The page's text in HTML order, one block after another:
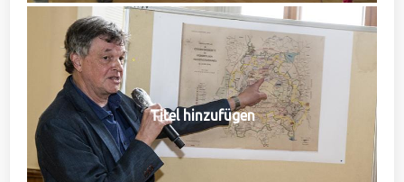
Titel hinzufügen